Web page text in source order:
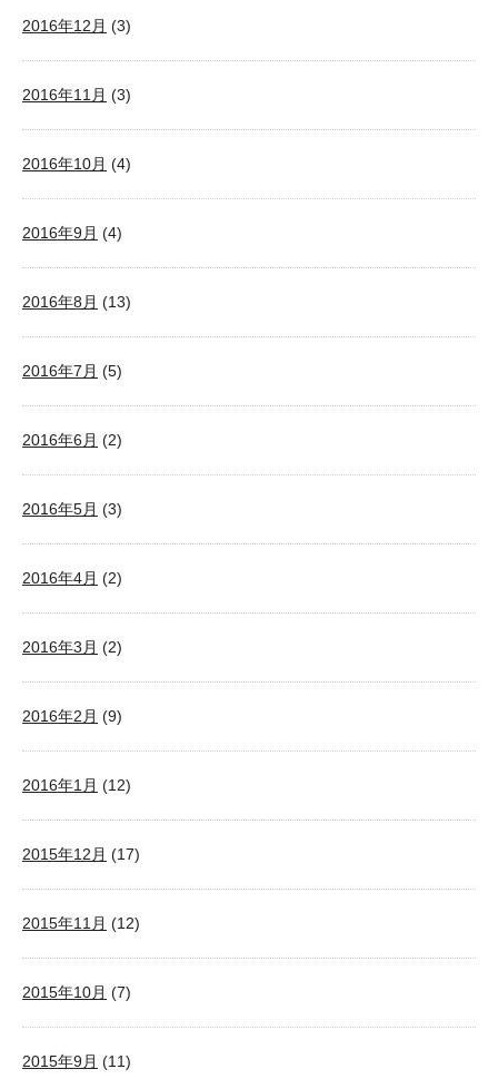
2016年12月 (3)
2016年11月 (3)
2016年10月 (4)
2016年9月 (4)
2016年8月 (13)
2016年7月 (5)
2016年6月 (2)
2016年5月 (3)
2016年4月 (2)
2016年3月 (2)
2016年2月 (9)
2016年1月 (12)
2015年12月 (17)
2015年11月 (12)
2015年10月 (7)
2015年9月 (11)